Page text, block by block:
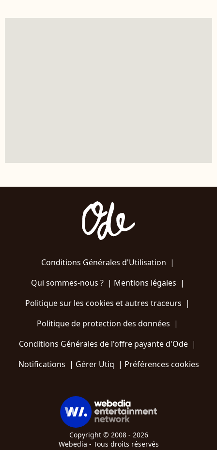
Conditions Générales d'Utilisation |
Qui sommes-nous ?| Mentions légales |
Politique sur les cookies et autres traceurs |
Politique de protection des données |
Conditions Générales de l'offre payante d'Ode |
Notifications | Gérer Utiq | Préférences cookies
Copyright © 2008 - 2026
Webedia - Tous droits réservés